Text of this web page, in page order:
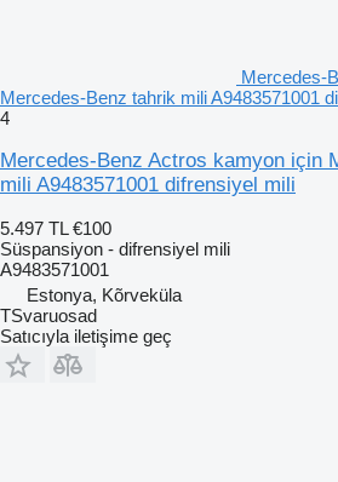
Mercedes-
Mercedes-Benz tahrik mili A9483571001
4
Mercedes-Benz Actros kamyon için
mili A9483571001 difrensiyel mili
5.497 TL €100
Süspansiyon - difrensiyel mili
A9483571001
Estonya, Kõrveküla
TSvaruosad
Satıcıyla iletişime geç